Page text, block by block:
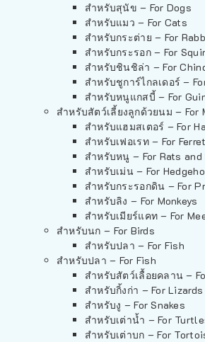
สำหรับสุนัข – For Dogs
สำหรับแมว – For Cats
สำหรับกระต่าย – For
สำหรับกระรอก – For
สำหรับชินชิล่า – For
สำหรับชูการ์ไกลเดอร์ –
สำหรับหนูแกสบี้ – For
สำหรับสัตว์เลี้ยงลูกด้วยนม – For
สำหรับแฮมสเตอร์ – For
สำหรับเฟอเรท – For
สำหรับหนู – For Rats and
สำหรับเม่น – For
สำหรับกระรอกดิน – For
สำหรับลิง – For Monkeys
สำหรับเมียร์แคท – For
สำหรับนก – For Birds
สำหรับปลา – For Fish
สำหรับปลา – For Fish
สำหรับสัตว์เลื้อยคลาน –
สำหรับกิ้งก่า – For Lizards
สำหรับงู – For Snakes
สำหรับเต่าน้ำ – For
สำหรับเต่าบก – For